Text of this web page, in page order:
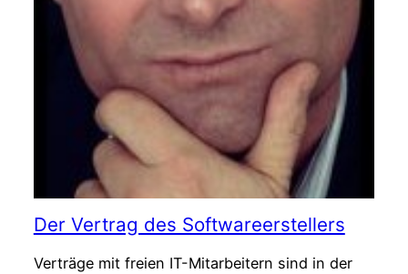
Der Vertrag des Softwareerstellers
Verträge mit freien IT-Mitarbeitern sind in der